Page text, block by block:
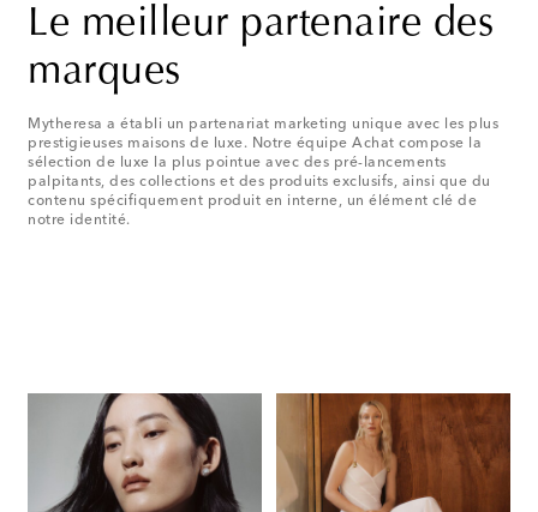
Le meilleur partenaire des
marques
Mytheresa a établi un partenariat marketing unique avec les plus
prestigieuses maisons de luxe. Notre équipe Achat compose la
sélection de luxe la plus pointue avec des pré-lancements
palpitants, des collections et des produits exclusifs, ainsi que du
contenu spécifiquement produit en interne, un élément clé de
notre identité.